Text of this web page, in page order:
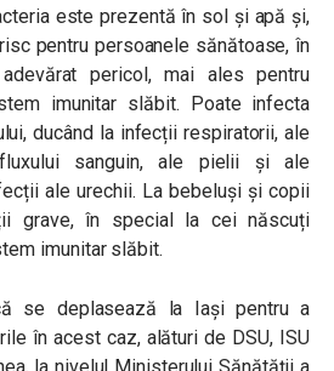
este prezentă în sol și apă și,
pentru persoanele sănătoase, în
pericol, mai ales pentru
imunitar slăbit. Poate infecta
ducând la infecții respiratorii, ale
sanguin, ale pielii și ale
ale urechii. La bebeluşi şi copii
grave, în special la cei născuți
imunitar slăbit.
se deplasează la Iași pentru a
în acest caz, alături de DSU, ISU